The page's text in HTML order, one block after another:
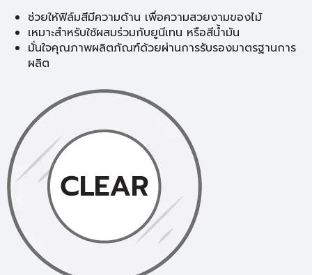
ช่วยให้ฟิล์มสีมีความด้าน เพื่อความสวยงามของไม้
เหมาะสำหรับใช้ผสมร่วมกับยูนีเทน หรือสีน้ำมัน
มั่นใจคุณภาพผลิตภัณฑ์ด้วยผ่านการรับรองมาตรฐานการ
ผลิต